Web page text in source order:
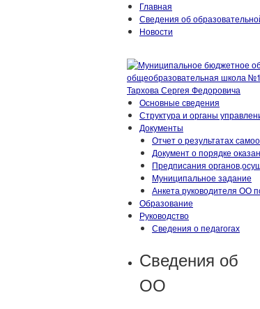
Главная
Сведения об
Новости
Основные сведения
Структура и органы
Документы
Отчет о результатах
Документ о порядке
Предписания
Муниципальное задание
Анкета руководителя
Образование
Руководство
Сведения о педагогах
Сведения об
ОО